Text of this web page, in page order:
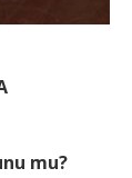
mu?